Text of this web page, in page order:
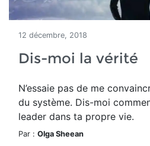
12 décembre, 2018
Dis-moi la vérité
N’essaie pas de me
du système. Dis-moi
leader dans ta propre vie.
Par : Olga Sheean